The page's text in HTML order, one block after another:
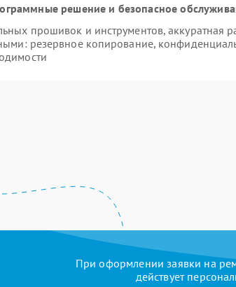
решение и безопасное
прошивок и инструментов, аккуратная
резервное копирование,
При оформлении заявки на
действует